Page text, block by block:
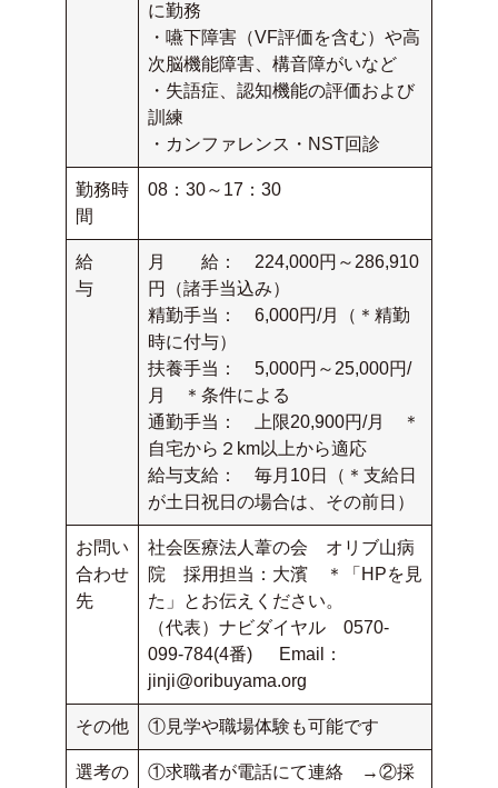
に勤務
・嚥下障害（VF評価を含む）や高
次脳機能障害、構音障がいなど
・失語症、認知機能の評価および
訓練
・カンファレンス・NST回診
勤務時
間
08：30～17：30
給
与
月 給： 224,000円～286,910
円（諸手当込み）
精勤手当： 6,000円/月（＊精勤
時に付与）
扶養手当： 5,000円～25,000円/
月 ＊条件による
通勤手当： 上限20,900円/月 ＊
自宅から２km以上から適応
給与支給： 毎月10日（＊支給日
が土日祝日の場合は、その前日）
お問い
合わせ
先
社会医療法人葦の会 オリブ山病
院 採用担当：大濱 ＊「HPを見
た」とお伝えください。
（代表）ナビダイヤル 0570-
099-784(4番) Email：
jinji@oribuyama.org
その他 ①見学や職場体験も可能です
選考の
①求職者が電話にて連絡 →②採